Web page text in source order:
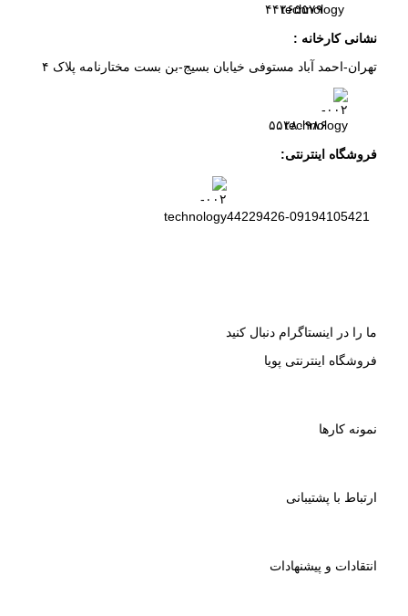
۴۴ ۲۶۵۵۷۹
نشانی کارخانه :
تهران-احمد آباد مستوفی خیابان بسیج-بن بست مختارنامه پلاک ۴
۵۵۲۸۰۹۸۶
فروشگاه اینترنتی:
44229426-09194105421
ما را در اینستاگرام دنبال کنید
فروشگاه اینترنتی پویا
نمونه کارها
ارتباط با پشتیبانی
انتقادات و پیشنهادات